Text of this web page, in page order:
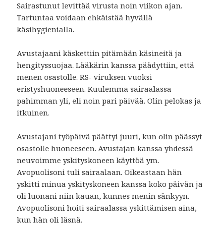
Sairastunut levittää virusta noin viikon ajan.
Tartuntaa voidaan ehkäistää hyvällä
käsihygienialla.
Avustajaani käskettiin pitämään käsineitä ja
hengityssuojaa. Lääkärin kanssa päädyttiin, että
menen osastolle. RS- viruksen vuoksi
eristyshuoneeseen. Kuulemma sairaalassa
pahimman yli, eli noin pari päivää. Olin pelokas ja
itkuinen.
Avustajani työpäivä päättyi juuri, kun olin päässyt
osastolle huoneeseen. Avustajan kanssa yhdessä
neuvoimme yskityskoneen käyttöä ym.
Avopuolisoni tuli sairaalaan. Oikeastaan hän
yskitti minua yskityskoneen kanssa koko päivän ja
oli luonani niin kauan, kunnes menin sänkyyn.
Avopuolisoni hoiti sairaalassa yskittämisen aina,
kun hän oli läsnä.